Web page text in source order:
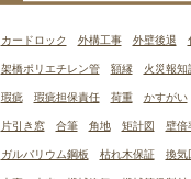
カードロック 外構工事 外壁後退
架橋ポリエチレン管 額縁 火災報知
瑕疵 瑕疵担保責任 荷重 かすがい
片引き窓 合筆 角地 矩計図 壁倍
ガルバリウム鋼板 枯れ木保証 換気